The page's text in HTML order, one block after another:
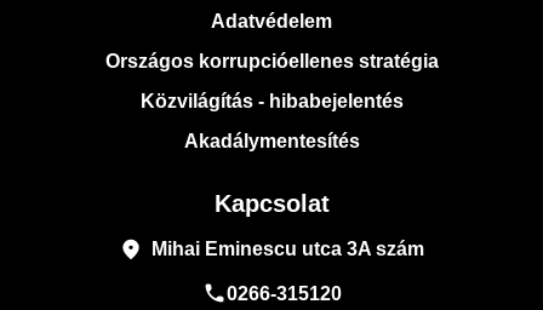
Adatvédelem
Országos korrupcióellenes stratégia
Közvilágítás - hibabejelentés
Akadálymentesítés
Kapcsolat
place Mihai Eminescu utca 3A szám
phone0266-315120